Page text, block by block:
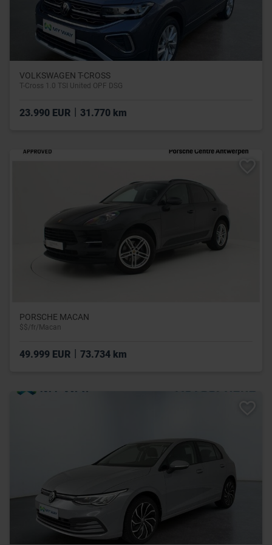
VOLKSWAGEN T-CROSS
T-Cross 1.0 TSI United OPF DSG
23.990 EUR | 31.770 km
PORSCHE MACAN
$$/fr/Macan
49.999 EUR 73.734 km